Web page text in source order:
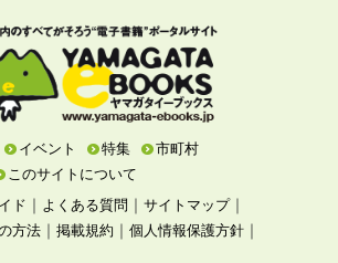
イベント 特集
市町村
このサイトについて
ド ｜ よくある質問 ｜サイトマップ｜
方法 ｜掲載規約 ｜個人情報保護方針 ｜